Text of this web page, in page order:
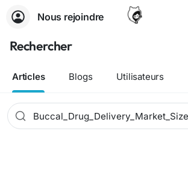
Nous rejoindre
Rechercher
Articles Blogs Utilisateurs